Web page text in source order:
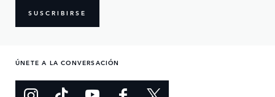
SUSCRIBIRSE
ÚNETE A LA CONVERSACIÓN